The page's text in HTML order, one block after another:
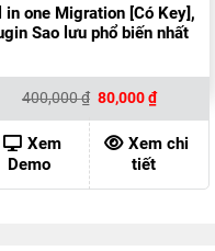
in one Migration [Có Key],
Sao lưu phổ biến nhất
400,000₫ Giá
gốc
là:
400,000 ₫.
80,000₫Giá
hiện
tại
là:
80,000
Xem
Demo
Xem chi
tiết